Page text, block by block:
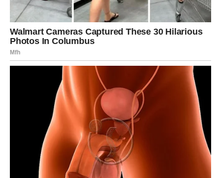
vremena i iskrenih razgovora. Ovo je pravi trenutak da
otvoreno kažete ono što osjećate i zajedno napravite
planove za naredni period.
Male pažnje i lijepe riječi sutra će imati mnogo veći
značaj nego skupi pokloni.